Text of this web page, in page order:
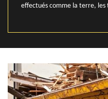
effectués comme la terre, les